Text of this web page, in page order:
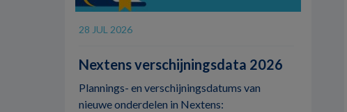
28 JUL 2026
Nextens verschijningsdata 2026
Plannings- en verschijningsdatums van
nieuwe onderdelen in Nextens: